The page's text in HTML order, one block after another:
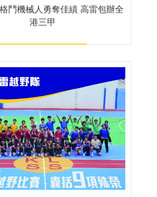
鬥機械人勇奪佳績 高雷包辦全
港三甲